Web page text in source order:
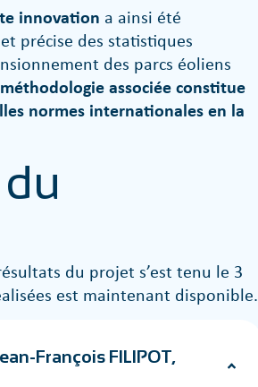
innovation a ainsi été
précise des statistiques
des parcs éoliens
associée constitue
normes internationales en la
du projet s’est tenu le 3
est maintenant disponible.
François FILIPOT,